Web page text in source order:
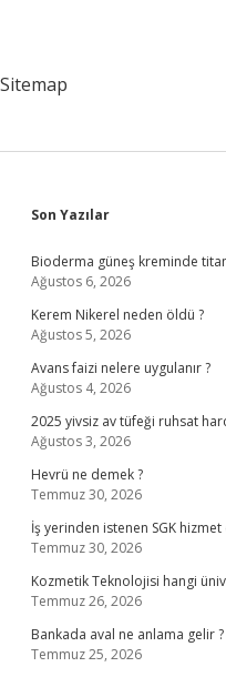
Sitemap
Sidebar
Son Yazılar
Bioderma güneş kreminde
Ağustos 6, 2026
Kerem Nikerel neden öldü ?
Ağustos 5, 2026
Avans faizi nelere uygulanır ?
Ağustos 4, 2026
2025 yivsiz av tüfeği ruhsat
Ağustos 3, 2026
Hevrü ne demek ?
Temmuz 30, 2026
İş yerinden istenen SGK hizmet
Temmuz 30, 2026
Kozmetik Teknolojisi hangi
Temmuz 26, 2026
Bankada aval ne anlama gelir ?
Temmuz 25, 2026